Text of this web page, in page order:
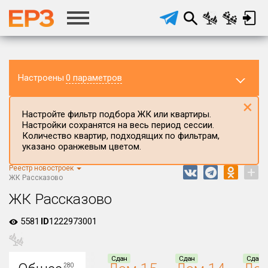
Настроены 0 параметров
Регион ЖК
Все
Населённый пункт
Настройте фильтр подбора ЖК или квартиры.
Настройки сохранятся на весь период сессии.
Количество квартир, подходящих по фильтрам,
указано оранжевым цветом.
×
Реестр новостроек
ЖК Рассказово
+
ЖК Рассказово
5581 ID1222973001
280
Сдан Сдан Сдан